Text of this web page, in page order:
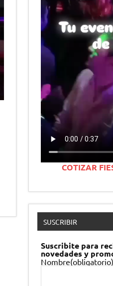
COTIZAR
SUSCRIBIR
Suscribite para
novedades y
Nombre(obligatorio)